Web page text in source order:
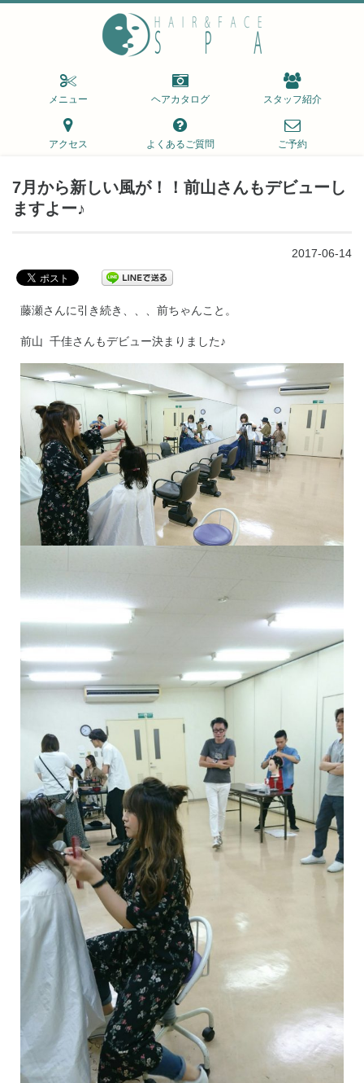
メニュー ヘアカタログ スタッフ紹介
アクセス よくあるご質問 ご予約
7月から新しい風が！！前山さんもデビューし
ますよー♪
2017-06-14
藤瀬さんに引き続き、、、前ちゃんこと。
前山 千佳さんもデビュー決まりました♪